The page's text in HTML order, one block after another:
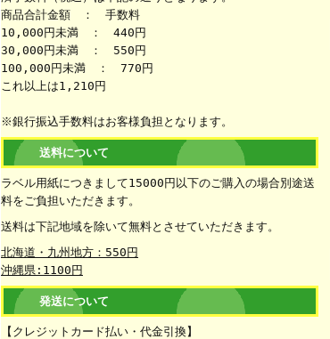
商品合計金額 ： 手数料
10,000円未満 ： 440円
30,000円未満 ： 550円
100,000円未満 ： 770円
これ以上は1,210円
※銀行振込手数料はお客様負担となります。
送料について
ラベル用紙につきまして15000円以下のご購入の場合別途送
料をご負担いただきます。
送料は下記地域を除いて無料とさせていただきます。
北海道・九州地方：550円
沖縄県:1100円
発送について
【クレジットカード払い・代金引換】